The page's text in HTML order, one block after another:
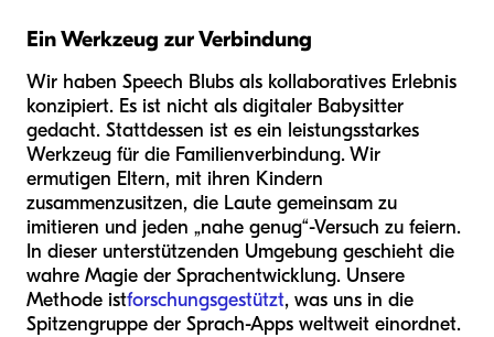
Ein Werkzeug zur Verbindung
Wir haben Speech Blubs als kollaboratives Erlebnis
konzipiert. Es ist nicht als digitaler Babysitter
gedacht. Stattdessen ist es ein leistungsstarkes
Werkzeug für die Familienverbindung. Wir
ermutigen Eltern, mit ihren Kindern
zusammenzusitzen, die Laute gemeinsam zu
imitieren und jeden „nahe genug“-Versuch zu feiern.
In dieser unterstützenden Umgebung geschieht die
wahre Magie der Sprachentwicklung. Unsere
Methode istforschungsgestützt, was uns in die
Spitzengruppe der Sprach-Apps weltweit einordnet.